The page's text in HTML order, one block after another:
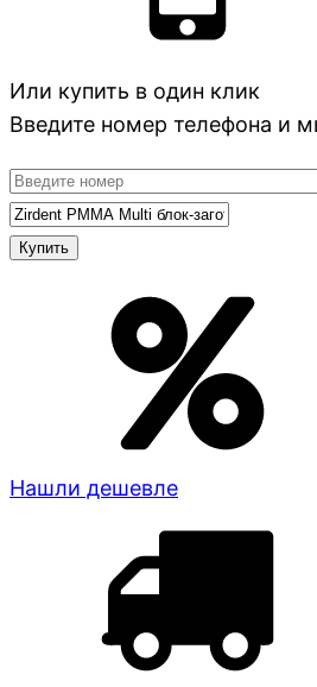
Или купить в один клик
Введите номер телефона и
Нашли дешевле